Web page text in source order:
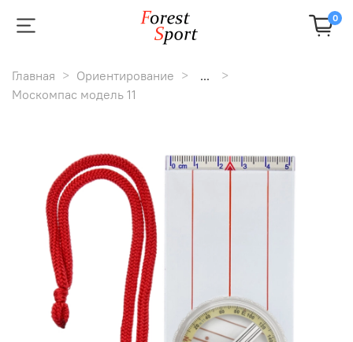
0
Главная Ориентирование
...
Москомпас модель 11